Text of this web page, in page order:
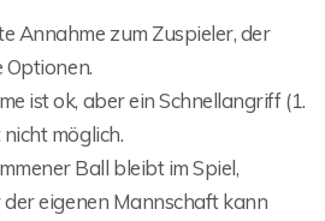
Annahme zum Zuspieler, der
Optionen.
ist ok, aber ein Schnellangriff (1.
möglich.
Ball bleibt im Spiel,
eigenen Mannschaft kann